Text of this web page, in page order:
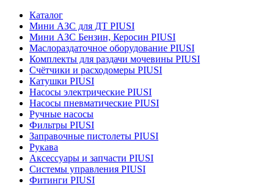
Каталог
Мини АЗС для ДТ PIUSI
Мини АЗС Бензин, Керосин PIUSI
Маслораздаточное оборудование PIUSI
Комплекты для раздачи мочевины PIUSI
Счётчики и расходомеры PIUSI
Катушки PIUSI
Насосы электрические PIUSI
Насосы пневматические PIUSI
Ручные насосы
Фильтры PIUSI
Заправочные пистолеты PIUSI
Рукава
Аксессуары и запчасти PIUSI
Системы управления PIUSI
Фитинги PIUSI